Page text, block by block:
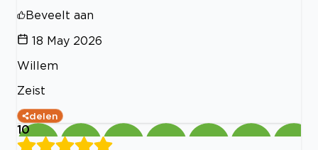
Beveelt aan
18 May 2026
Willem
Zeist
delen
10